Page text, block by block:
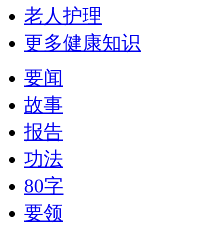
老人护理
更多健康知识
要闻
故事
报告
功法
80字
要领